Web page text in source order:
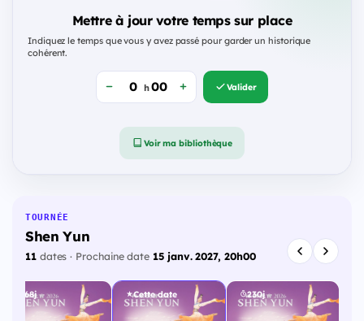
Mettre à jour votre temps sur place
Indiquez le temps que vous y avez passé pour garder un historique
cohérent.
h Valider
Voir ma bibliothèque
TOURNÉE
Shen Yun
11dates · Prochaine date 15 janv. 2027, 20h00
168j Cette date 230j